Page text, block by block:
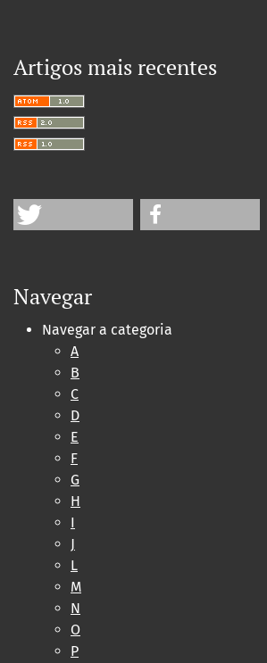
Artigos mais recentes
Navegar
Navegar a categoria
A
B
C
D
E
F
G
H
I
J
L
M
N
O
P